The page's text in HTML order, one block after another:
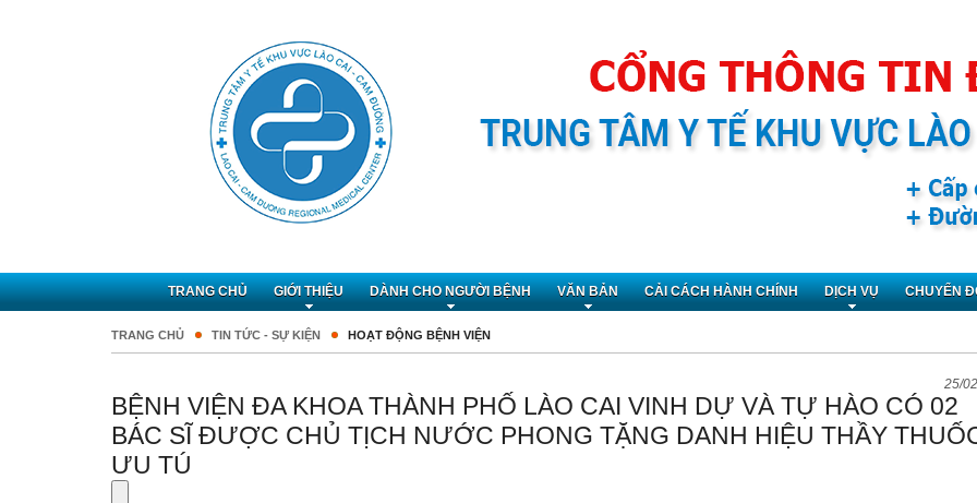
TRANG CHỦ GIỚI THIỆU DÀNH CHO NGƯỜI BỆNH VĂN BẢN CẢI CÁCH HÀNH CHÍNH DỊCH VỤ CHUYỂN
TRANG CHỦ TIN TỨC - SỰ KIỆN HOẠT ĐỘNG BỆNH VIỆN
25/
BỆNH VIỆN ĐA KHOA THÀNH PHỐ LÀO CAI VINH DỰ VÀ TỰ HÀO CÓ 02
BÁC SĨ ĐƯỢC CHỦ TỊCH NƯỚC PHONG TẶNG DANH HIỆU THẦY
ƯU TÚ